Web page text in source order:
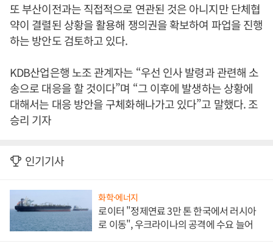
또 부산이전과는 직접적으로 연관된 것은 아니지만 단체협
약이 결렬된 상황을 활용해 쟁의권을 확보하여 파업을 진행
하는 방안도 검토하고 있다.
KDB산업은행 노조 관계자는 “우선 인사 발령과 관련해 소
송으로 대응을 할 것이다”며 “그 이후에 발생하는 상황에
대해서는 대응 방안을 구체화해나가고 있다”고 말했다. 조
승리 기자
인기기사
화학·에너지
로이터 "정제연료 3만 톤 한국에서 러시아
로 이동", 우크라이나의 공격에 수요 늘어